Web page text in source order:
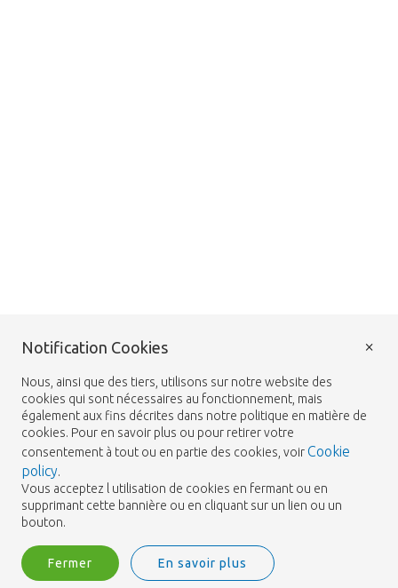
Notification Cookies
Nous, ainsi que des tiers, utilisons sur notre website des
cookies qui sont nécessaires au fonctionnement, mais
également aux fins décrites dans notre politique en matière de
cookies. Pour en savoir plus ou pour retirer votre
consentement à tout ou en partie des cookies, voirCookie
policy.
Vous acceptez l utilisation de cookies en fermant ou en
supprimant cette bannière ou en cliquant sur un lien ou un
bouton.
Fermer En savoir plus
×